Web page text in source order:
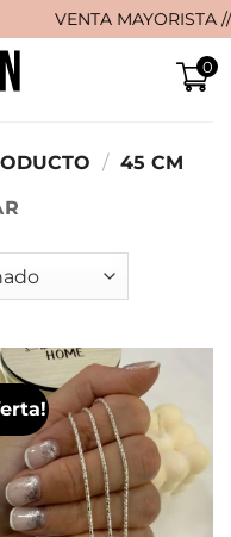
VENTA MAYORISTA // 🚚
0
/ 45 CM